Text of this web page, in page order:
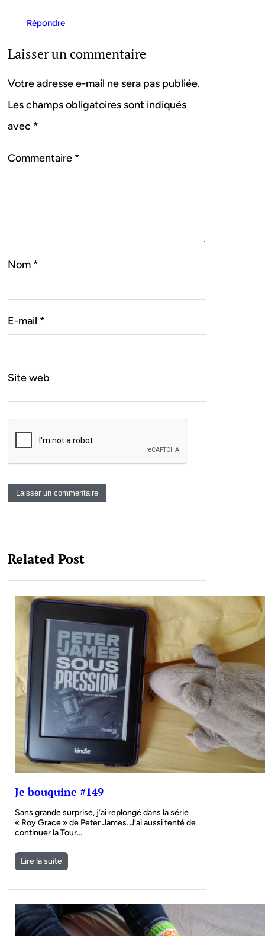
Répondre
Laisser un commentaire
Votre adresse e-mail ne sera pas publiée.
Les champs obligatoires sont indiqués
avec *
Commentaire *
Nom *
E-mail *
Site web
Related Post
Je bouquine #149
Sans grande surprise, j’ai replongé dans la série
« Roy Grace » de Peter James. J’ai aussi tenté de
continuer la Tour…
Lire la suite